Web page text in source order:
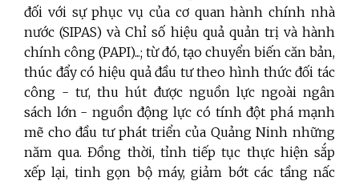
đối với sự phục vụ của cơ quan hành chính nhà
nước (SIPAS) và Chỉ số hiệu quả quản trị và hành
chính công (PAPI)...; từ đó, tạo chuyển biến căn bản,
thúc đẩy có hiệu quả đầu tư theo hình thức đối tác
công - tư, thu hút được nguồn lực ngoài ngân
sách lớn - nguồn động lực có tính đột phá mạnh
mẽ cho đầu tư phát triển của Quảng Ninh những
năm qua. Đồng thời, tỉnh tiếp tục thực hiện sắp
xếp lại, tinh gọn bộ máy, giảm bớt các tầng nấc